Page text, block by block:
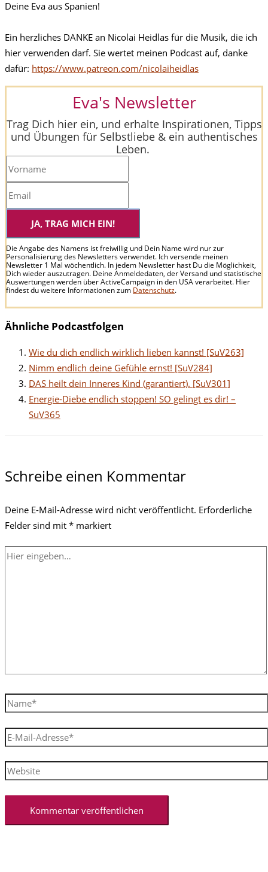
Deine Eva aus Spanien!
Ein herzliches DANKE an Nicolai Heidlas für die Musik, die ich
hier verwenden darf. Sie wertet meinen Podcast auf, danke
dafür: https://www.patreon.com/nicolaiheidlas
Eva's Newsletter
Trag Dich hier ein, und erhalte Inspirationen, Tipps
und Übungen für Selbstliebe & ein authentisches
Leben.
JA, TRAG MICH EIN!
Die Angabe des Namens ist freiwillig und Dein Name wird nur zur
Personalisierung des Newsletters verwendet. Ich versende meinen
Newsletter 1 Mal wöchentlich. In jedem Newsletter hast Du die Möglichkeit,
Dich wieder auszutragen. Deine Anmeldedaten, der Versand und statistische
Auswertungen werden über ActiveCampaign in den USA verarbeitet. Hier
findest du weitere Informationen zum Datenschutz.
Ähnliche Podcastfolgen
Wie du dich endlich wirklich lieben kannst! [SuV263]
Nimm endlich deine Gefühle ernst! [SuV284]
DAS heilt dein Inneres Kind (garantiert). [SuV301]
Energie-Diebe endlich stoppen! SO gelingt es dir! –
SuV365
Schreibe einen Kommentar
Deine E-Mail-Adresse wird nicht veröffentlicht. Erforderliche
Felder sind mit * markiert
Hier
Name*
E-
Mail-
Adresse*
Website